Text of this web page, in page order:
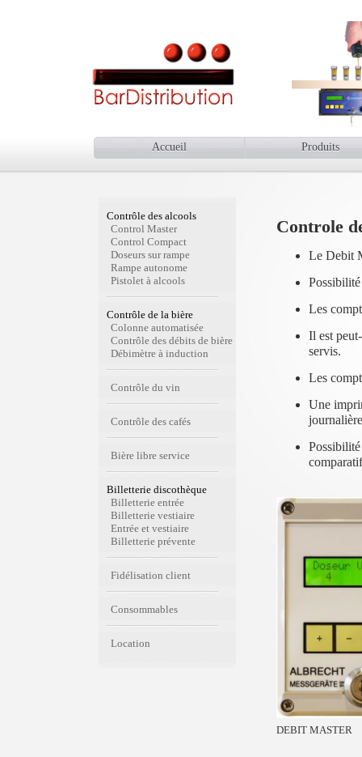
Accueil Produits
Contrôle des alcools
Control Master
Control Compact
Doseurs sur rampe
Rampe autonome
Pistolet à alcools
Contrôle de la bière
Colonne automatisée
Contrôle des débits de bière
Débimètre à induction
Contrôle du vin
Contrôle des cafés
Bière libre service
Billetterie discothèque
Billetterie entrée
Billetterie vestiaire
Entrée et vestiaire
Billetterie prévente
Fidélisation client
Consommables
Location
Controle
Le Debit
Les
Il est
servis.
Les
Une
DEBIT MASTER